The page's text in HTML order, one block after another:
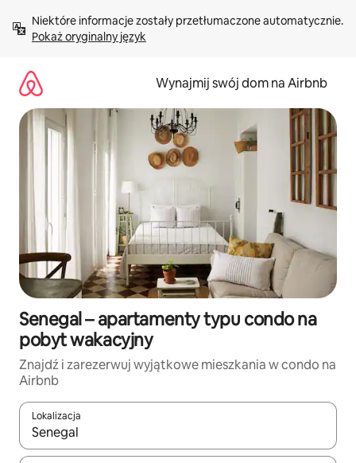
treści Pokaż oryginalny język
Wynajmij swój dom na Airbnb
Senegal – apartamenty typu condo na
pobyt wakacyjny
Znajdź i zarezerwuj wyjątkowe mieszkania w condo na
Airbnb
Lokalizacja
Gdy wyniki będą dostępne, możesz poruszać się po nich za